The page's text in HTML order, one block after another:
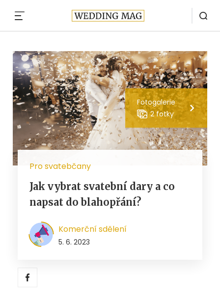
Fotogalerie
2 fotky
Pro svatebčany
Jak vybrat svatební dary a co
napsat do blahopřání?
Komerční sdělení
5. 6. 2023